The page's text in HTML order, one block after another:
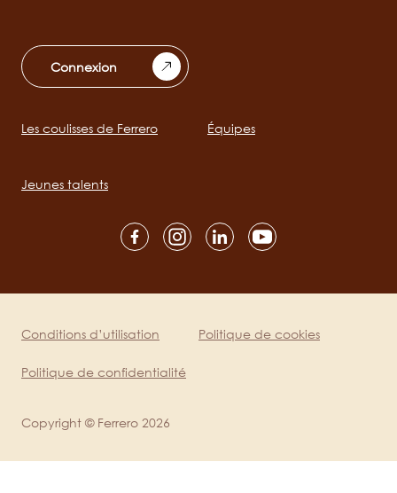
Connexion
Main
Les coulisses de Ferrero Équipes
Jeunes talents
mobile
Legal
Conditions d’utilisation
Politique de confidentialité
Politique de cookies
Copyright © Ferrero 2026